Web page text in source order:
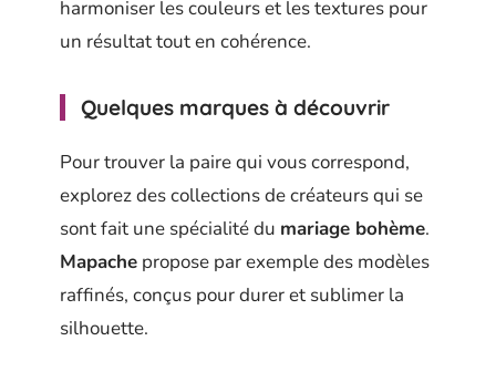
harmoniser les couleurs et les textures pour
un résultat tout en cohérence.
Quelques marques à découvrir
Pour trouver la paire qui vous correspond,
explorez des collections de créateurs qui se
sont fait une spécialité du mariage bohème.
Mapache propose par exemple des modèles
raffinés, conçus pour durer et sublimer la
silhouette.